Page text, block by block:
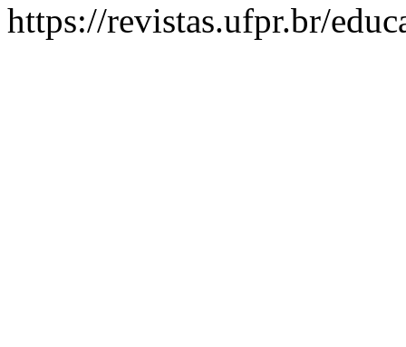
https://revistas.ufpr.br/